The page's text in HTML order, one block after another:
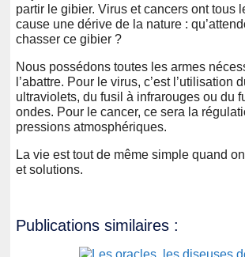
partir le gibier. Virus et cancers ont tous
cause une dérive de la nature :
chasser ce gibier ?
Nous possédons toutes les armes
l’abattre. Pour le virus, c’est l’utilisation
ultraviolets, du fusil à infrarouges ou du
ondes. Pour le cancer, ce sera la
pressions atmosphériques.
La vie est tout de même simple quand
et solutions.
Publications similaires :